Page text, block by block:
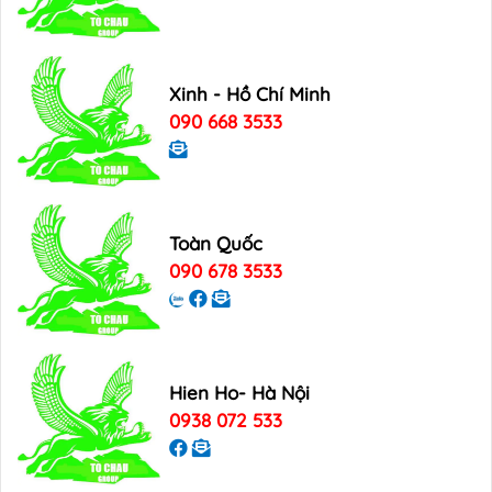
Xinh - Hồ Chí Minh
090 668 3533
Toàn Quốc
090 678 3533
Hien Ho- Hà Nội
0938 072 533